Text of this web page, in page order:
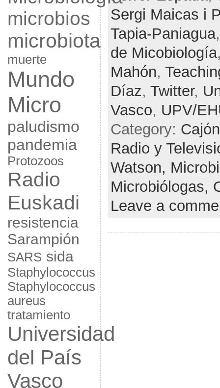
microbios
microbiota
muerte
Mundo
Micro
paludismo
pandemia
Protozoos
Radio
Euskadi
resistencia
Sarampión
SARS sida
Staphylococcus
Staphylococcus
aureus
tratamiento
Universidad
del País
Vasco
Sergi Maicas i
Tapia-Paniagua
de Micobiología
Mahón,
Díaz, Twitter,
Vasco, UPV/
Category:
Radio y
Watson,
Microbiólogas,
Leave a